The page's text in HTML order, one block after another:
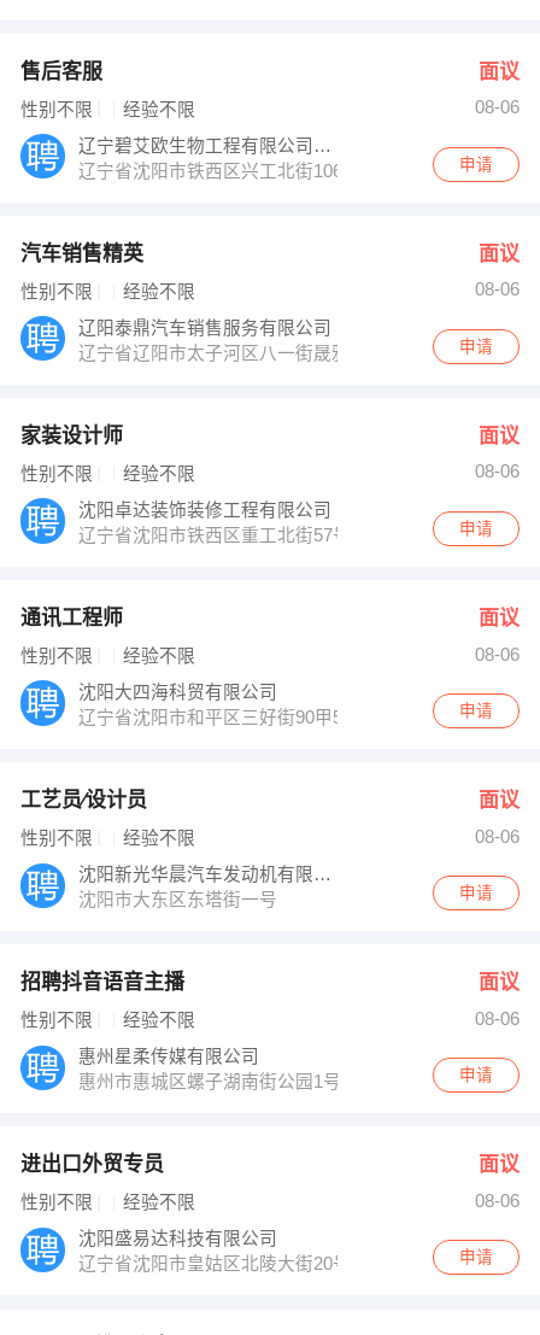
售后客服 面议
性别不限 经验不限
08-06
辽宁碧艾欧生物工程有限公司销售分公司
辽宁省沈阳市铁西区兴工北街106号同仁堂5楼
申请
汽车销售精英 面议
性别不限 经验不限
08-06
辽阳泰鼎汽车销售服务有限公司
辽宁省辽阳市太子河区八一街晟雅格林小区1号网点
申请
家装设计师 面议
性别不限 经验不限
08-06
沈阳卓达装饰装修工程有限公司
辽宁省沈阳市铁西区重工北街57号
申请
通讯工程师 面议
性别不限 经验不限
08-06
沈阳大四海科贸有限公司
辽宁省沈阳市和平区三好街90甲5号
申请
工艺员∕设计员 面议
性别不限 经验不限
08-06
沈阳新光华晨汽车发动机有限公司
沈阳市大东区东塔街一号
申请
招聘抖音语音主播 面议
性别不限 经验不限
08-06
惠州星柔传媒有限公司
惠州市惠城区螺子湖南街公园1号
申请
进出口外贸专员 面议
性别不限 经验不限
08-06
沈阳盛易达科技有限公司
辽宁省沈阳市皇姑区北陵大街20号甲
申请